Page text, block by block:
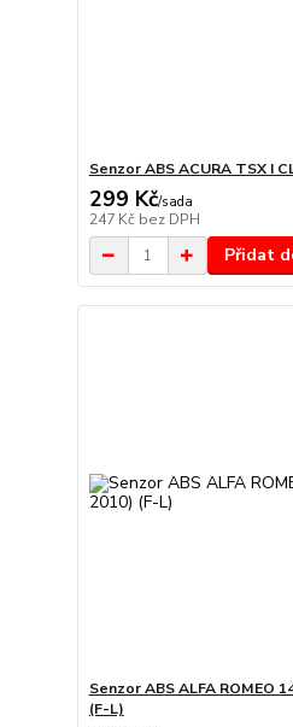
Senzor ABS ACURA TSX I
299 Kč/sada
247 Kč bez DPH
Přidat
Senzor ABS ALFA ROMEO
(F-L)